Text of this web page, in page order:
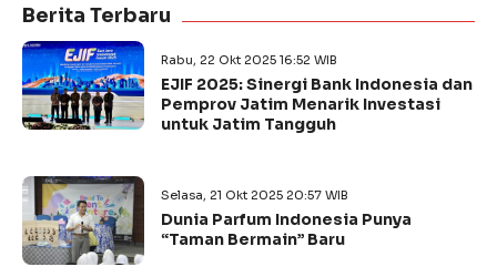
Berita Terbaru
Rabu, 22 Okt 2025 16:52 WIB
EJIF 2025: Sinergi Bank Indonesia dan
Pemprov Jatim Menarik Investasi
untuk Jatim Tangguh
Selasa, 21 Okt 2025 20:57 WIB
Dunia Parfum Indonesia Punya
“Taman Bermain” Baru